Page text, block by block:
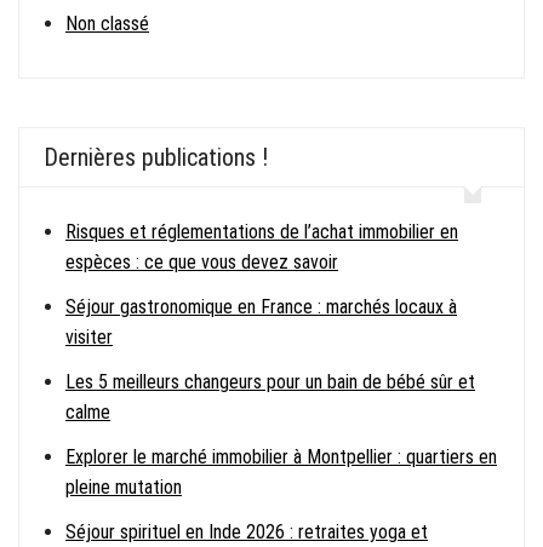
Non classé
Dernières publications !
Risques et réglementations de l’achat immobilier en
espèces : ce que vous devez savoir
Séjour gastronomique en France : marchés locaux à
visiter
Les 5 meilleurs changeurs pour un bain de bébé sûr et
calme
Explorer le marché immobilier à Montpellier : quartiers en
pleine mutation
Séjour spirituel en Inde 2026 : retraites yoga et